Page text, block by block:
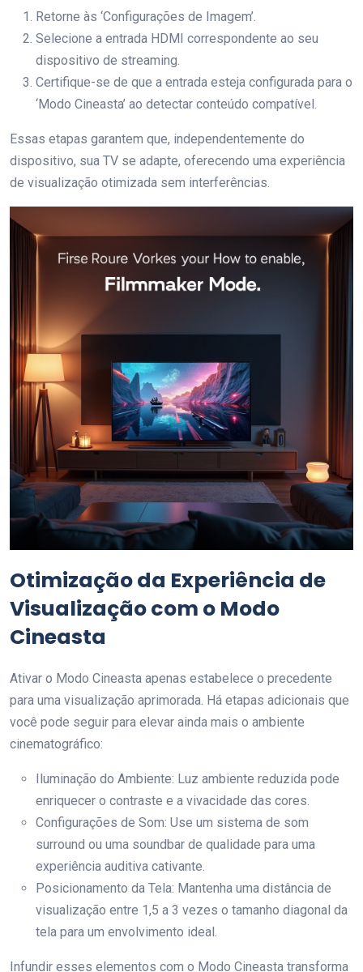
Retorne às ‘Configurações de Imagem’.
Selecione a entrada HDMI correspondente ao seu
dispositivo de streaming.
Certifique-se de que a entrada esteja configurada para o
‘Modo Cineasta’ ao detectar conteúdo compatível.
Essas etapas garantem que, independentemente do
dispositivo, sua TV se adapte, oferecendo uma experiência
de visualização otimizada sem interferências.
Otimização da Experiência de
Visualização com o Modo
Cineasta
Ativar o Modo Cineasta apenas estabelece o precedente
para uma visualização aprimorada. Há etapas adicionais que
você pode seguir para elevar ainda mais o ambiente
cinematográfico:
Iluminação do Ambiente: Luz ambiente reduzida pode
enriquecer o contraste e a vivacidade das cores.
Configurações de Som: Use um sistema de som
surround ou uma soundbar de qualidade para uma
experiência auditiva cativante.
Posicionamento da Tela: Mantenha uma distância de
visualização entre 1,5 a 3 vezes o tamanho diagonal da
tela para um envolvimento ideal.
Infundir esses elementos com o Modo Cineasta transforma